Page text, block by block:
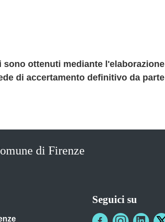
sono ottenuti mediante
di accertamento definitivo da
di Firenze
Seguici su